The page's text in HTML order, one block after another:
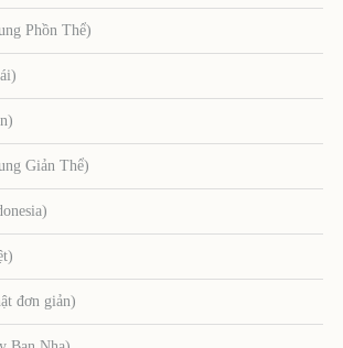
Phồn Thể)
Giản Thể)
đơn giản)